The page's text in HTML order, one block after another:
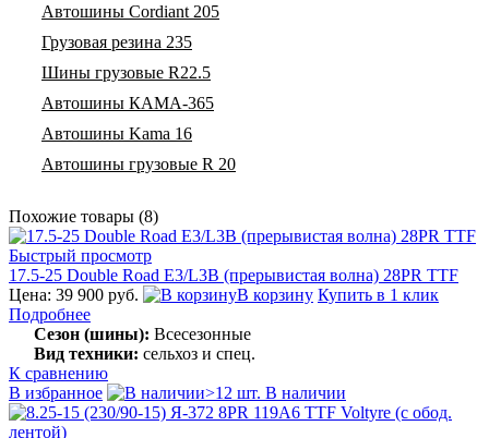
Автошины Cordiant 205
Грузовая резина 235
Шины грузовые R22.5
Автошины КАМА-365
Автошины Kama 16
Автошины грузовые R 20
Похожие товары (8)
Быстрый просмотр
17.5-25 Double Road E3/L3B (прерывистая волна) 28PR TTF
Цена: 39 900 руб.
В корзину Купить в 1 клик
Подробнее
Сезон (шины): Всесезонные
Вид техники: сельхоз и спец.
К сравнению
В избранное
>12 шт. В наличии